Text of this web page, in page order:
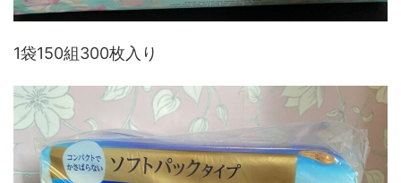
1袋150組300枚入り